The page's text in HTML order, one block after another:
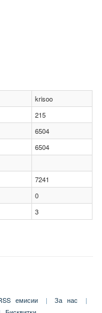
krisoo
215
6504
6504
7241
0
3
емисии | За нас
|